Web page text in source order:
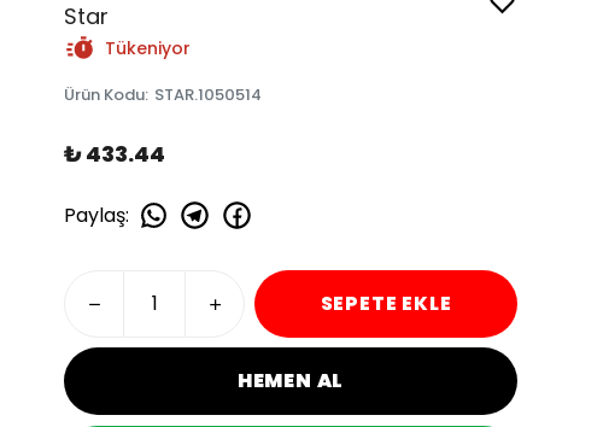
Star
Tükeniyor
Ürün Kodu: STAR.1050514
₺ 433.44
Paylaş:
SEPETE EKLE
HEMEN AL